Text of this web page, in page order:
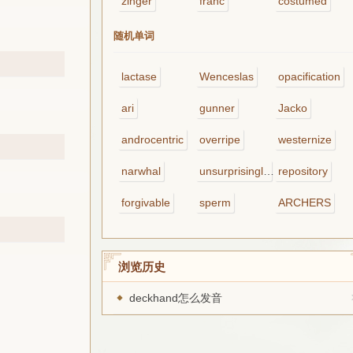
随机单词
lactase Wenceslas opacification
ari gunner Jacko
androcentric overripe westernize
narwhal repository
forgivable sperm ARCHERS
浏览历史
deckhand怎么发音